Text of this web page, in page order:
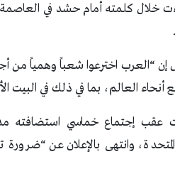
خلال كلمته أمام حشد في
إن “العرب اخترعوا شعباً وهمياً من
العالم، بما في ذلك في البيت
عقب إجتماع خماسي استضافته
وانتهى بالإعلان عن